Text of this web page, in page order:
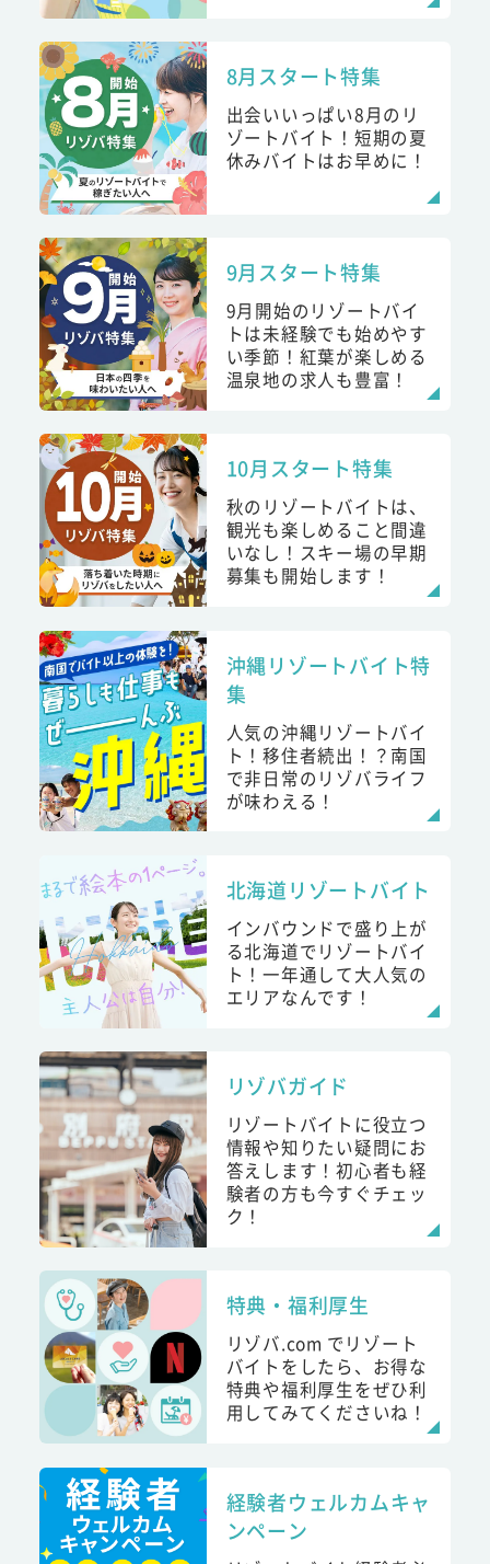
8月スタート特集
出会いいっぱい8月のリ
ゾートバイト！短期の夏
休みバイトはお早めに！
9月スタート特集
9月開始のリゾートバイ
トは未経験でも始めやす
い季節！紅葉が楽しめる
温泉地の求人も豊富！
10月スタート特集
秋のリゾートバイトは、
観光も楽しめること間違
いなし！スキー場の早期
募集も開始します！
沖縄リゾートバイト特
集
人気の沖縄リゾートバイ
ト！移住者続出！？南国
で非日常のリゾバライフ
が味わえる！
北海道リゾートバイト
インバウンドで盛り上が
る北海道でリゾートバイ
ト！一年通して大人気の
エリアなんです！
リゾバガイド
リゾートバイトに役立つ
情報や知りたい疑問にお
答えします！初心者も経
験者の方も今すぐチェッ
ク！
特典・福利厚生
リゾバ.com でリゾート
バイトをしたら、お得な
特典や福利厚生をぜひ利
用してみてくださいね！
経験者ウェルカムキャ
ンペーン